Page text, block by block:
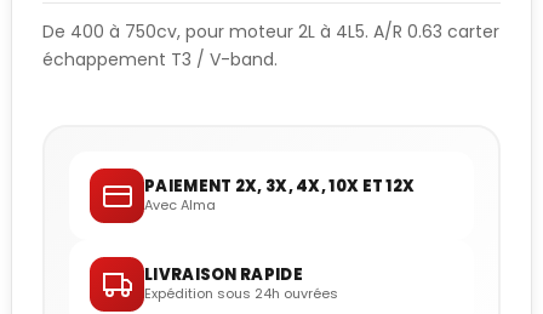
De 400 à 750cv, pour moteur 2L à 4L5. A/R 0.63 carter
échappement T3 / V-band.
PAIEMENT 2X, 3X, 4X, 10X ET 12X
Avec Alma
LIVRAISON RAPIDE
Expédition sous 24h ouvrées